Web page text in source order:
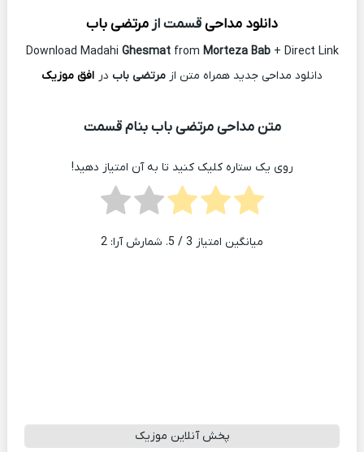
دانلود مداحیقسمت ازمرتضی باب
Download Madahi Ghesmatfrom Morteza Bab+ Direct Link
دانلود مداحی جدید همراه متن از مرتضی باب در افق موزیک
متن مداحی مرتضی باب بنام قسمت
روی یک ستاره کلیک کنید تا به آن امتیاز دهید!
میانگین امتیاز 3 / 5. شمارش آرا: 2
پخش آنلاین موزیک